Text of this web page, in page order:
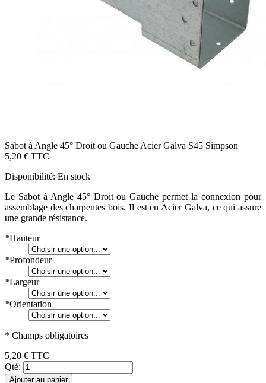
Sabot à Angle 45° Droit ou Gauche Acier Galva S45 Simpson
5,20 € TTC
Disponibilité: En stock
Le Sabot à Angle 45° Droit ou Gauche permet la connexion pour
assemblage des charpentes bois. Il est en Acier Galva, ce qui assure
une grande résistance.
*Hauteur
*Profondeur
*Largeur
*Orientation
* Champs obligatoires
5,20 € TTC
Qté:
Ajouter au panier